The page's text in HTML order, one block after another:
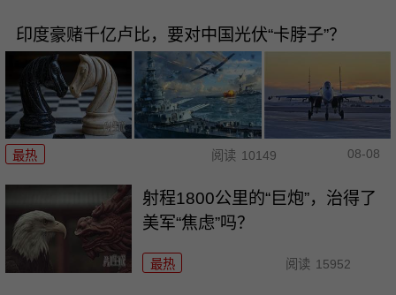
印度豪赌千亿卢比，要对中国光伏“卡脖子”？
最热 阅读 10149 08-08
射程1800公里的“巨炮”，治得了
美军“焦虑”吗？
最热 阅读 15952